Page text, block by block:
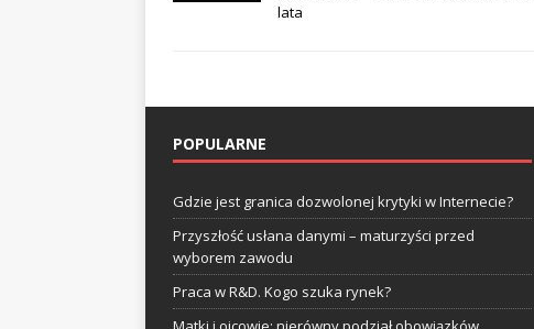
lata
POPULARNE
Gdzie jest granica dozwolonej krytyki w Internecie?
Przyszłość usłana danymi – maturzyści przed
wyborem zawodu
Praca w R&D. Kogo szuka rynek?